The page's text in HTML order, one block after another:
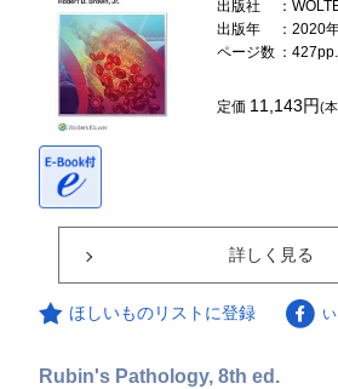
出版社
：
出版年
：2020
ページ数 ：
定価 11,143円(
詳しく見る
ほしいものリストに登録
Rubin's Pathology, 8th ed.